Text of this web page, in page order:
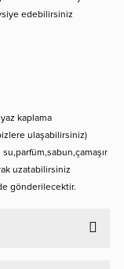
edebilirsiniz
kaplama
ulaşabilirsiniz)
uzatabilirsiniz
gönderilecektir.